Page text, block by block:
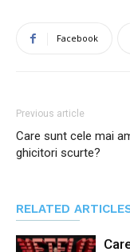
Facebook
Previous article
Care sunt cele mai
ghicitori scurte?
RELATED